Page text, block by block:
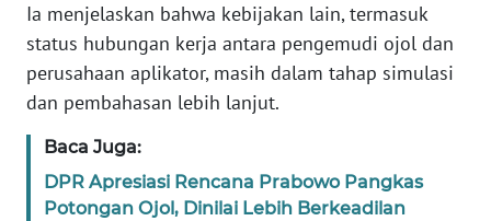
Ia menjelaskan bahwa kebijakan lain, termasuk
status hubungan kerja antara pengemudi ojol dan
perusahaan aplikator, masih dalam tahap simulasi
dan pembahasan lebih lanjut.
Baca Juga:
DPR Apresiasi Rencana Prabowo Pangkas
Potongan Ojol, Dinilai Lebih Berkeadilan
WN
JAKARTA
WN
JABAR
WN
BANTEN